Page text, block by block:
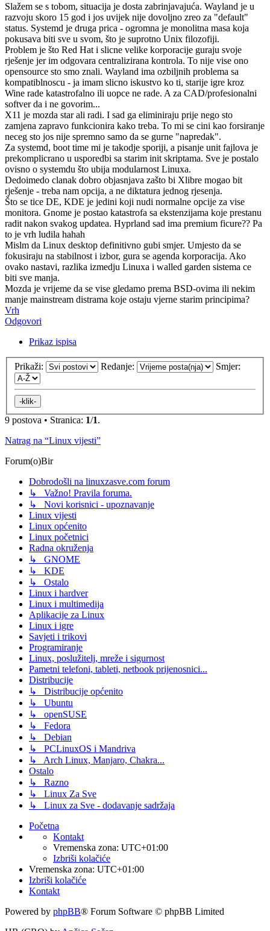
Slažem se s tobom, situacija je dosta zabrinjavajuća. Wayland je u
razvoju skoro 15 god i jos uvijek nije dovoljno zreo za "default"
status. Systemd je druga prica - ogromna je monolitna masa koja
pokusava biti sve u svom, što je suprotno Unix filozofiji.
Problem je što Red Hat i slicne velike korporacije guraju svoje
rješenje jer im odgovara centralizirana kontrola. To nije vise ono
opensource sto smo znali. Wayland ima ozbiljnih problema sa
kompatiblnoscu - ja imam slicno iskustvo ko ti, starije igre kroz
Wine rade katastrofalno ili uopce ne rade. A za CAD/profesionalni
softver da i ne govorim...
X11 je mozda star ali radi. I sad ga eliminiraju prije nego sto
zamjena zapravo funkcionira kako treba. To mi se cini kao forsiranje
neceg sto jos nije spremno samo da se gurne "napredak".
Za systemd, boot time mi je takodje sporiji, a pisanje unit fajlova je
prekomplicrano u usporedbi sa starim init skriptama. Sve je postalo
ovisno o systemdu što ubija modularnost Linuxa.
Dedoimedo clanak dobro objasnjava zašto bi Xlibre mogao bit
rješenje - treba nam opcija, a ne diktatura jednog rjesenja.
Što se tice DE, KDE je jedini koji nudi normalne opcije za vise
monitora. Gnome je postao katastrofa sa ekstenzijama koje prestanu
radit nakon svakog updatea. Hyprland sad ima premium ficure?? Pa
to je vrh ludila hahah
Mislm da Linux desktop definitivno gubi smjer. Umjesto da se
fokusiraju na stabilnost i izbor, gura se agenda korporacija. Ako
ovako nastavi, razlika izmedju Linuxa i walled garden sistema ce
biti sve manja.
Mozda je vrijeme da se vise gledamo prema BSD-ovima ili nekim
manje mainstream distrama koje ostaju vjerne starim principima?
Vrh
Odgovori
Prikaz ispisa
Prikaži: Redanje: Smjer:
9 postova • Stranica: 1/1.
Natrag na “Linux vijesti”
Forum(o)Bir
Dobrodošli na linuxzasve.com forum
↳ Važno! Pravila foruma.
↳ Novi korisnici - upoznavanje
Linux vijesti
Linux općenito
Linux početnici
Radna okruženja
↳ GNOME
↳ KDE
↳ Ostalo
Linux i hardver
Linux i multimedija
Aplikacije za Linux
Linux i igre
Savjeti i trikovi
Programiranje
Linux, poslužitelj, mreže i sigurnost
Pametni telefoni, tableti, netbook prijenosnici...
Distribucije
↳ Distribucije općenito
↳ Ubuntu
↳ openSUSE
↳ Fedora
↳ Debian
↳ PCLinuxOS i Mandriva
↳ Arch Linux, Manjaro, Chakra...
Ostalo
↳ Razno
↳ Linux Za Sve
↳ Linux za Sve - dodavanje sadržaja
Početna
Kontakt
Vremenska zona: UTC+01:00
Izbriši kolačiće
Vremenska zona: UTC+01:00
Izbriši kolačiće
Kontakt
Powered by phpBB® Forum Software © phpBB Limited